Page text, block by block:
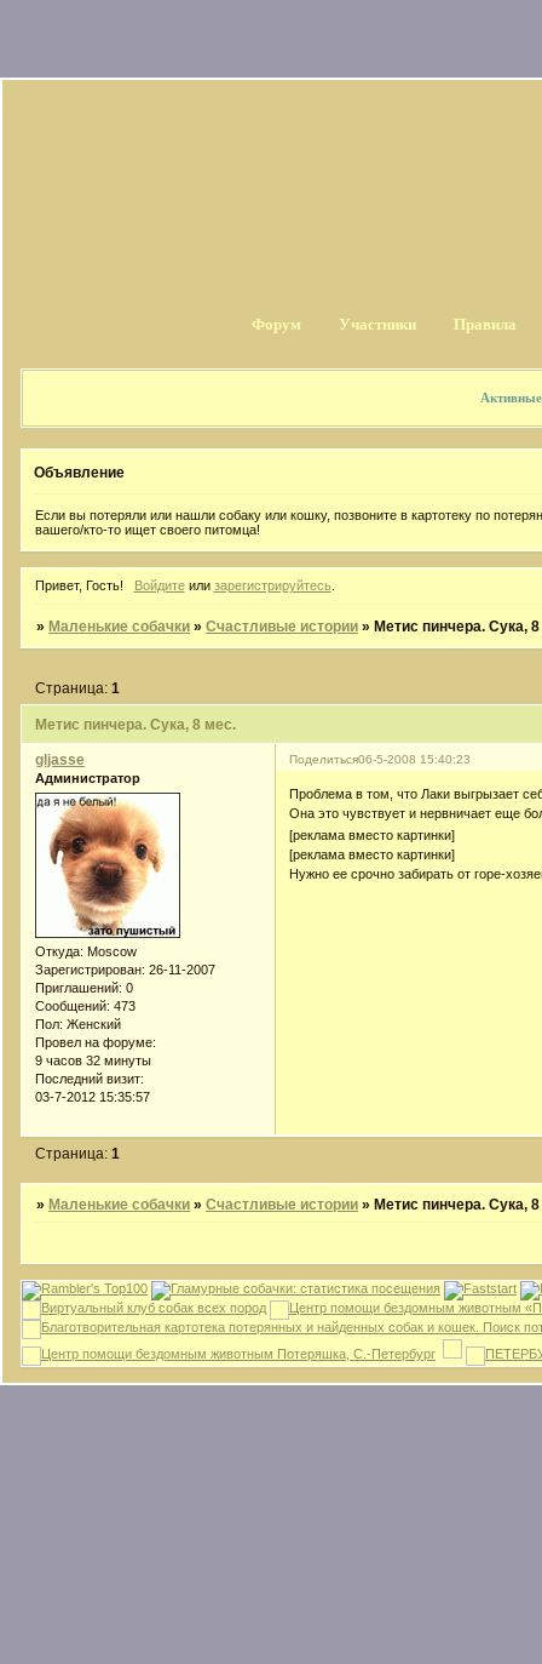
Форум Участники Правила
Объявление
Если вы потеряли или нашли собаку или кошку, позвоните в картотеку по
вашего/кто-то ищет своего питомца!
Привет, Гость! Войдитеили зарегистрируйтесь
» Маленькие собачки »Счастливые истории » Метис пинчера. Сука,
Метис пинчера. Сука, 8 мес.
Страница:1
Поделиться06-5-2008 15:40:23
gljasse
Администратор
Откуда: Moscow
Зарегистрирован: 26-11-2007
Приглашений: 0
Сообщений: 473
Пол: Женский
Провел на форуме:
9 часов 32 минуты
Последний визит:
03-7-2012 15:35:57
Проблема в том, что Лаки выгрызает
Она это чувствует и нервничает еще
[реклама вместо картинки]
[реклама вместо картинки]
Нужно ее срочно забирать от горе-
Страница:1
» Маленькие собачки »Счастливые истории »Метис пинчера. Сука,